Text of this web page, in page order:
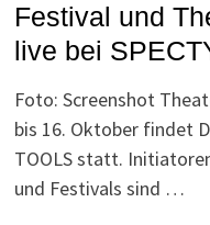
Festival und
live bei
Foto: Screenshot
bis 16. Oktober findet
TOOLS statt.
und Festivals sind …